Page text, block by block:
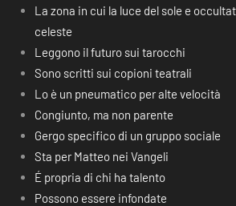
La zona in cui la luce del sole e
celeste
Leggono il futuro sui tarocchi
Sono scritti sui copioni teatrali
Lo è un pneumatico per alte velocità
Congiunto, ma non parente
Gergo specifico di un gruppo sociale
Sta per Matteo nei Vangeli
É propria di chi ha talento
Possono essere infondate